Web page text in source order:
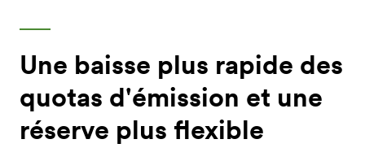
Une baisse plus rapide des
quotas d'émission et une
réserve plus flexible